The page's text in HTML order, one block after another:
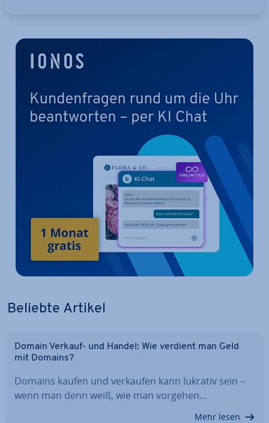
Beliebte Artikel
Domain Verkauf- und Handel: Wie verdient man Geld
mit Domains?
Domains kaufen und verkaufen kann lukrativ sein –
wenn man denn weiß, wie man vorgehen…
Mehr lesen